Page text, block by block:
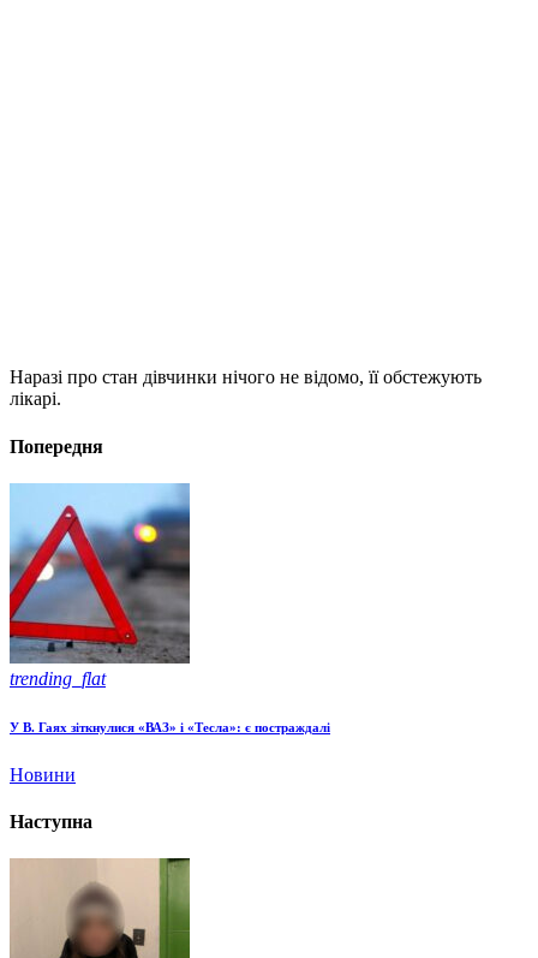
Наразі про стан дівчинки нічого не відомо, її обстежують
лікарі.
Попередня
trending_flat
У В. Гаях зіткнулися «ВАЗ» і «Тесла»: є постраждалі
Новини
Наступна